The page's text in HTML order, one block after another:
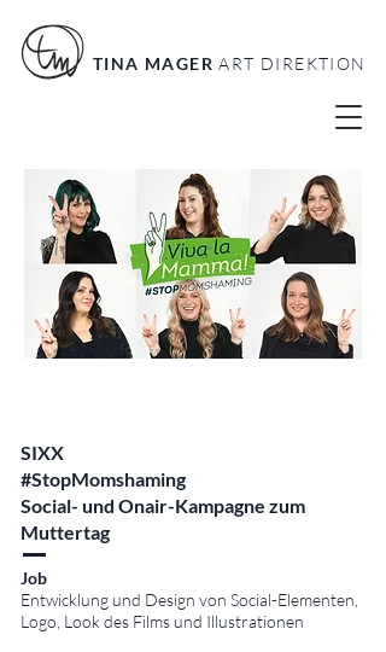
TINA MAGERART DIREKTION
SIXX
#StopMomshaming
Social- und Onair-Kampagne zum
Muttertag
Job
Entwicklung und Design von Social-Elementen,
Logo, Look des Films und Illustrationen